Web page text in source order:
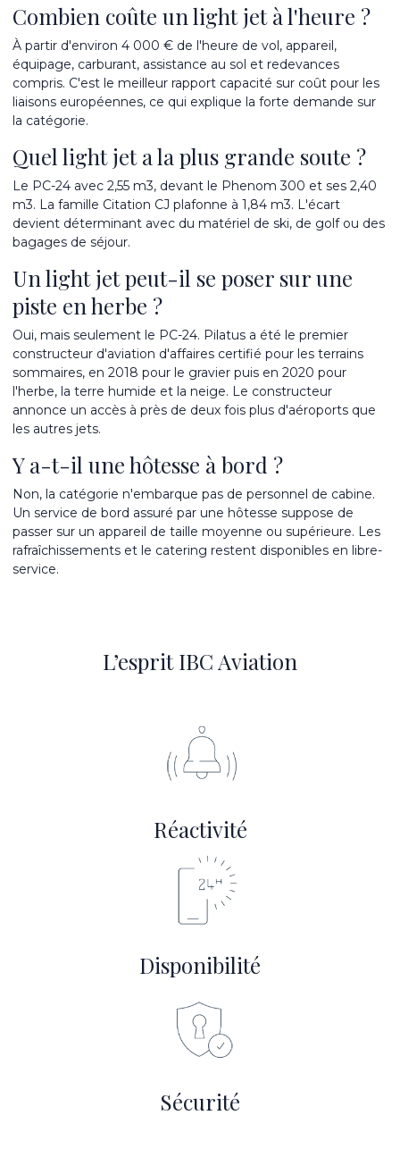
Combien coûte un light jet à l'heure ?
À partir d'environ 4 000 € de l'heure de vol, appareil,
équipage, carburant, assistance au sol et redevances
compris. C'est le meilleur rapport capacité sur coût pour les
liaisons européennes, ce qui explique la forte demande sur
la catégorie.
Quel light jet a la plus grande soute ?
Le PC-24 avec 2,55 m3, devant le Phenom 300 et ses 2,40
m3. La famille Citation CJ plafonne à 1,84 m3. L'écart
devient déterminant avec du matériel de ski, de golf ou des
bagages de séjour.
Un light jet peut-il se poser sur une
piste en herbe ?
Oui, mais seulement le PC-24. Pilatus a été le premier
constructeur d'aviation d'affaires certifié pour les terrains
sommaires, en 2018 pour le gravier puis en 2020 pour
l'herbe, la terre humide et la neige. Le constructeur
annonce un accès à près de deux fois plus d'aéroports que
les autres jets.
Y a-t-il une hôtesse à bord ?
Non, la catégorie n'embarque pas de personnel de cabine.
Un service de bord assuré par une hôtesse suppose de
passer sur un appareil de taille moyenne ou supérieure. Les
rafraîchissements et le catering restent disponibles en libre-
service.
L’esprit IBC Aviation
Réactivité
Disponibilité
Sécurité